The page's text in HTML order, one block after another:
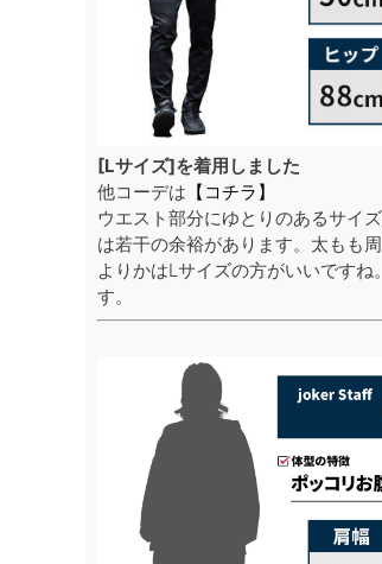
[Lサイズ]を着用しました
他コーデは 【コチラ】
ウエスト部分にゆとりのあるサイ
は若干の余裕があります。太もも
よりかはLサイズの方がいいです
す。